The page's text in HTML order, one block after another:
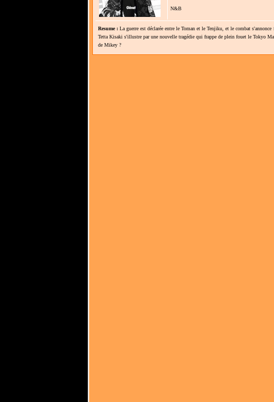
N&B
Resume : La guerre est déclarée entre le Toman et le Tenjiku, et le combat
Tetta Kisaki s'illustre par une nouvelle tragédie qui frappe de plein fouet le Tokyo
de Mikey ?